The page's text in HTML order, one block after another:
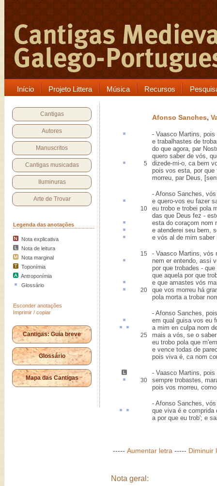
Início Projeto Littera Música Recursos
Cantigas
Autores
Manuscritos
Cantigas musicadas
Iluminuras
Arte de Trovar
Legenda das anotações
Nota explicativa
Nota de leitura
Nota marginal
Toponímia
Antroponímia
Glossário
Esconder anotações
Imprimir / copiar
Cantigas: Guia breve
Glossário
Mapa das Cantigas
Afonso Sanches,
- Vaasco Martins,
e trabalhastes de
do que agora, par
quero saber de vós,
5 dizede-mi-o, cabem
pois vos esta, por que
morreu, par Deus,
- Afonso Sanches,
e quero-vos eu fazer
10
eu trobo e trobei pola
das que Deus fez -
esta do coraçom nom
e atenderei seu bem,
e vós al de mim saber
15
- Vaasco Martins, vós
nem er entendo, assi
por que trobades -
que aquela por que
e que amastes vós
20
que vos morreu há
pola morta a trobar
- Afonso Sanches,
em qual guisavos eu
a mim en culpa nom
25
mais a vós, se o
eu trobo pola que
e vence todas de
pois viva é, ca nom
- Vaasco Martins, pois
30 sempre trobastes,
pois vos morreu,
- Afonso Sanches,
que viva é e comprida
a por que eu trob'; e
----- Aumentar letra ----- Diminuir
Nota geral: